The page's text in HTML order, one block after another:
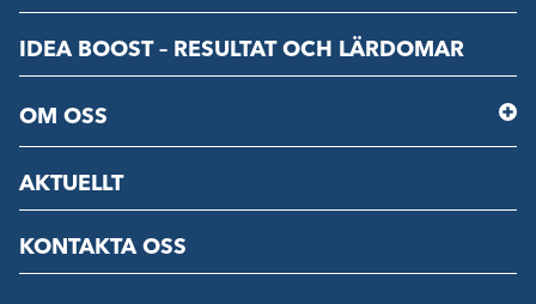
IDEA BOOST – RESULTAT OCH LÄRDOMAR
OM OSS
AKTUELLT
KONTAKTA OSS